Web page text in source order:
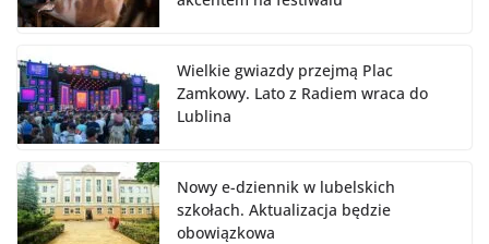
Wielkie gwiazdy przejmą Plac
Zamkowy. Lato z Radiem wraca do
Lublina
Nowy e-dziennik w lubelskich
szkołach. Aktualizacja będzie
obowiązkowa